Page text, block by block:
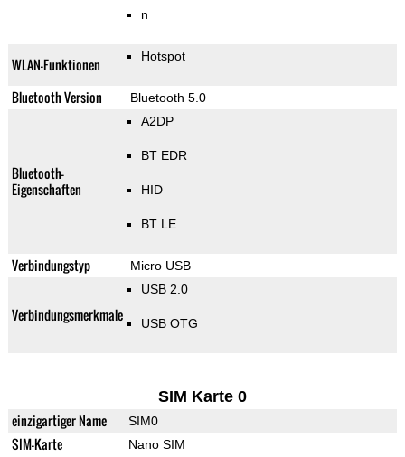
n
WLAN-Funktionen Hotspot
Bluetooth Version Bluetooth 5.0
Bluetooth-
Eigenschaften
A2DP
BT EDR
HID
BT LE
Verbindungstyp Micro USB
Verbindungsmerkmale
USB 2.0
USB OTG
SIM Karte 0
einzigartiger Name SIM0
SIM-Karte Nano SIM